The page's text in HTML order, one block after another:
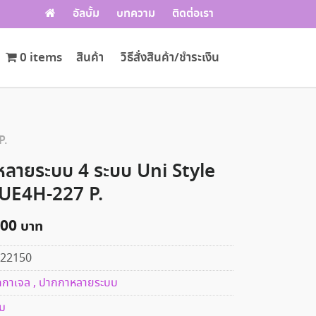
อัลบั้ม บทความ ติดต่อเรา
สินค้า วิธีสั่งสินค้า/ชำระเงิน
0 items
ลายระบบ 4 ระบบ Uni Style
227 P.
าเจล , ปากกาหลายระบบ